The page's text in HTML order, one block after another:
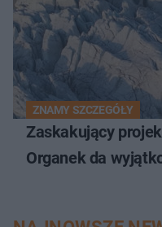
ZNAMY SZCZEGÓŁY
Zaskakujący
Organek da